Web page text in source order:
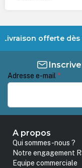
Livraison offerte dès
Adresse e-mail *
A propos
Qui sommes-nous ?
Notre engagement
Equipe commerciale